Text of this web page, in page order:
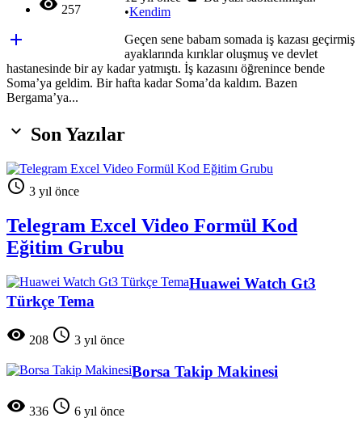
 257

•Kendim
Geçen sene babam somada iş kazası geçirmiş
ayaklarında kırıklar oluşmuş ve devlet
hastanesinde bir ay kadar yatmıştı. İş kazasını öğrenince bende
Soma’ya geldim. Bir hafta kadar Soma’da kaldım. Bazen
Bergama’ya...
 Son Yazılar
 3 yıl önce
Telegram Excel Video Formül Kod
Eğitim Grubu
Huawei Watch Gt3
Türkçe Tema
 208  3 yıl önce
Borsa Takip Makinesi
 336  6 yıl önce